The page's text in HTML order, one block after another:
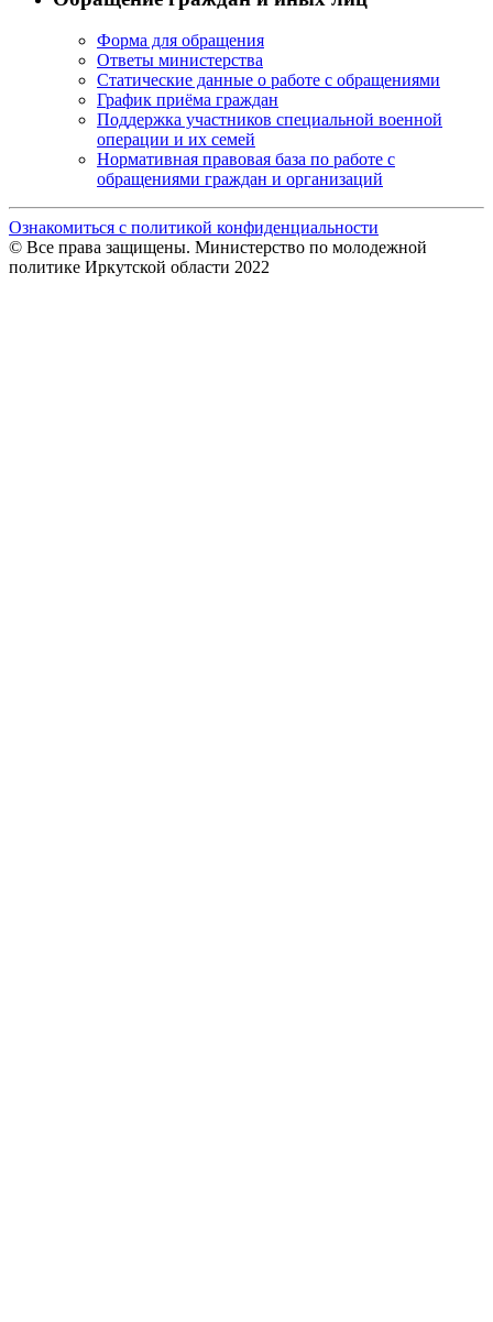
Форма для обращения
Ответы министерства
Статические данные о работе с обращениями
График приёма граждан
Поддержка участников специальной военной
операции и их семей
Нормативная правовая база по работе с
обращениями граждан и организаций
Ознакомиться с политикой конфиденциальности
© Все права защищены. Министерство по молодежной
политике Иркутской области 2022